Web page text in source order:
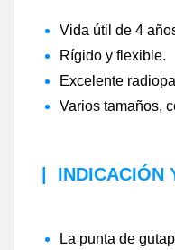
Vida útil de 4
Rígido y flexible.
Excelente
Varios tamaños,
INDICACIÓN
La punta de